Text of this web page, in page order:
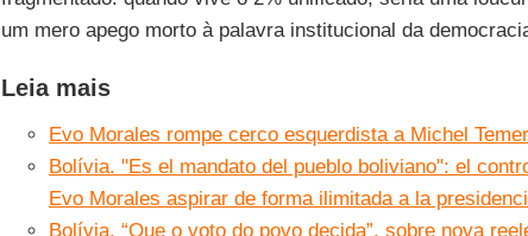
um mero apego morto à palavra institucional da
Leia mais
Evo Morales rompe cerco esquerdista a Michel
Bolívia. "Es el mandato del pueblo boliviano": el
Evo Morales aspirar de forma ilimitada a la
Bolívia. “Que o voto do povo decida”, sobre nova